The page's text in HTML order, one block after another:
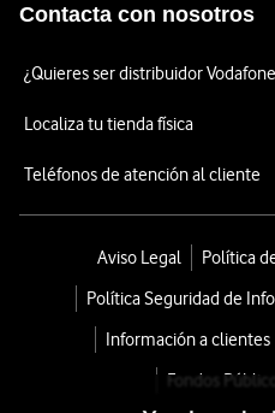
Contacta con nosotros
¿Quieres ser distribuidor
Localiza tu tienda física
Teléfonos de atención al cliente
Aviso Legal
Política
Política Seguridad de
Información a clientes
Fondos Públicos